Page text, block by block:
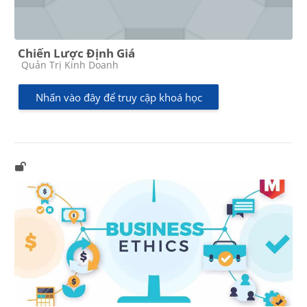
Chiến Lược Định Giá
Các loại khóa học
Quản Trị Kinh Doanh
Nhấn vào đây để truy cập khoá học